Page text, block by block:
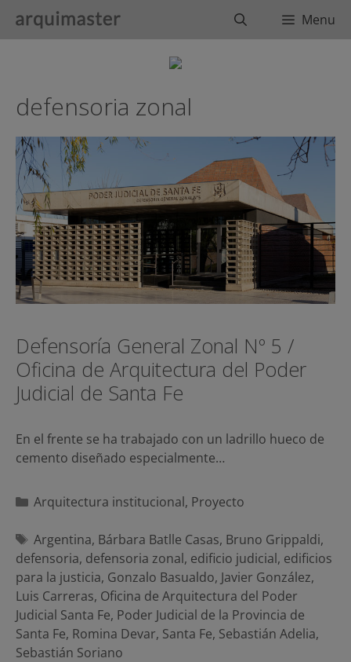
BuscarMenu
defensoria zonal
Defensoría General Zonal Nº 5 /
Oficina de Arquitectura del Poder
Judicial de Santa Fe
En el frente se ha trabajado con un ladrillo hueco de
cemento diseñado especialmente…
Categorías
Arquitectura institucional, Proyecto
Etiquetas
Argentina, Bárbara Batlle Casas, Bruno Grippaldi,
defensoria, defensoria zonal, edificio judicial, edificios
para la justicia, Gonzalo Basualdo, Javier González,
Luis Carreras, Oficina de Arquitectura del Poder
Judicial Santa Fe, Poder Judicial de la Provincia de
Santa Fe, Romina Devar, Santa Fe, Sebastián Adelia,
Sebastián Soriano